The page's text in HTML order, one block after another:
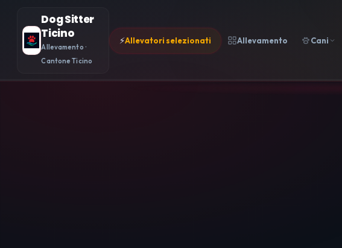
Dog Sitter
Ticino
Allevamento ·
Cantone Ticino
⚡Allevatori selezionati Allevamento Cani